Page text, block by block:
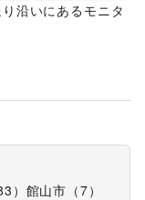
沿いにあるモニタ
） 館山市 （7）